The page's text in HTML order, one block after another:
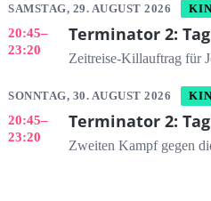
SAMSTAG, 29. AUGUST 2026
20:45–
23:20
Terminator 2:
Zeitreise-Killauftrag für
SONNTAG, 30. AUGUST 2026
20:45–
23:20
Terminator 2:
Zweiten Kampf gegen